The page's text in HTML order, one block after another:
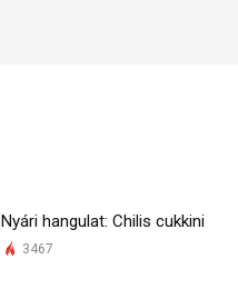
Nyári hangulat: Chilis cukkini
3467